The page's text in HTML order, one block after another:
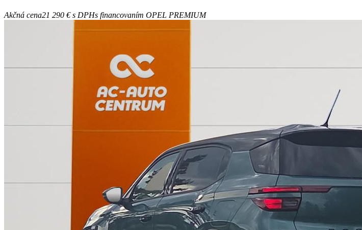
Akčná cena21 290 €s DPHs financovaním OPEL PREMIUM